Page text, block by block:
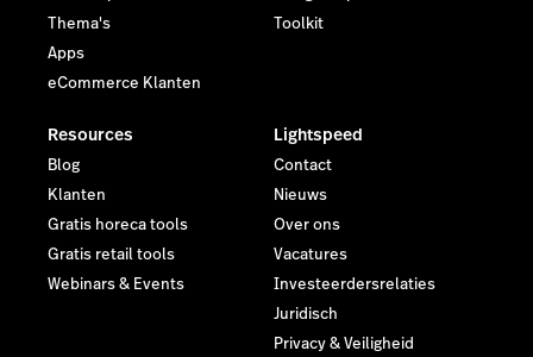
Thema's
Apps
eCommerce Klanten
Toolkit
Resources
Blog
Klanten
Gratis horeca tools
Gratis retail tools
Webinars & Events
Lightspeed
Contact
Nieuws
Over ons
Vacatures
Investeerdersrelaties
Juridisch
Privacy & Veiligheid